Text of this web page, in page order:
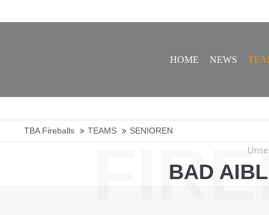
HOME NEWS
TBA Fireballs TEAMS SENIOREN
BAD